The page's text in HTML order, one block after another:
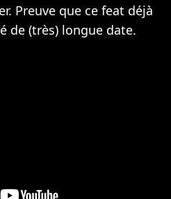
Preuve que ce feat déjà
de (très) longue date.